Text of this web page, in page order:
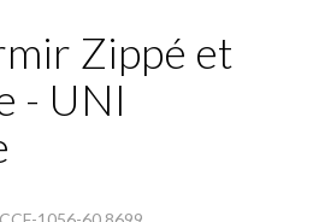
Zippé et
- UNI